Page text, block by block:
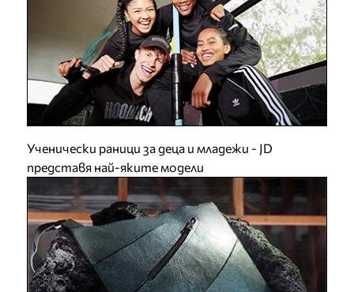
Ученически раници за деца и младежи - JD
представя най-яките модели